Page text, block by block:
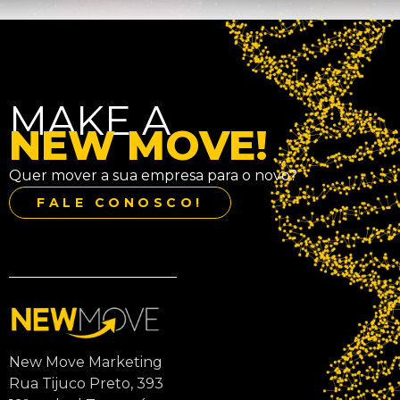
MAKE A
NEW MOVE!
Quer mover a sua empresa para o novo?
FALE CONOSCO!
New Move Marketing
Rua Tijuco Preto, 393